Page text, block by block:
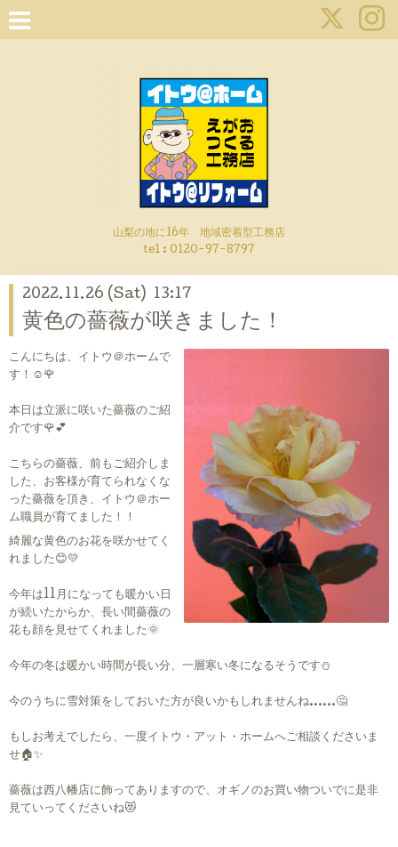
山梨の地に16年 地域密着型工務店
tel : 0120-97-8797
2022.11.26 (Sat) 13:17
黄色の薔薇が咲きました！
こんにちは、イトウ＠ホームで
す！☺🌹
本日は立派に咲いた薔薇のご紹
介です🌹💕
こちらの薔薇、前もご紹介しま
した、お客様が育てられなくな
った薔薇を頂き、イトウ＠ホー
ム職員が育てました！！
綺麗な黄色のお花を咲かせてく
れました😊💛
今年は11月になっても暖かい日
が続いたからか、長い間薔薇の
花も顔を見せてくれました🌞
今年の冬は暖かい時間が長い分、一層寒い冬になるそうです⛄
今のうちに雪対策をしておいた方が良いかもしれませんね……🤔
もしお考えでしたら、一度イトウ・アット・ホームへご相談くださいま
せ🏠✨
薔薇は西八幡店に飾ってありますので、オギノのお買い物ついでに是非
見ていってくださいね😻